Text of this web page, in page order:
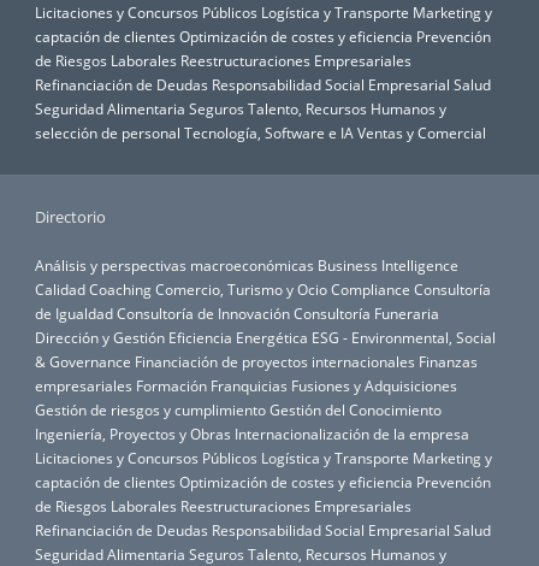
Licitaciones y Concursos Públicos Logística y Transporte Marketing y
captación de clientes Optimización de costes y eficiencia Prevención
de Riesgos Laborales Reestructuraciones Empresariales
Refinanciación de Deudas Responsabilidad Social Empresarial Salud
Seguridad Alimentaria Seguros Talento, Recursos Humanos y
selección de personal Tecnología, Software e IA Ventas y Comercial
Directorio
Análisis y perspectivas macroeconómicas Business Intelligence
CalidadCoachingComercio, Turismo y OcioCompliance Consultoría
de IgualdadConsultoría de InnovaciónConsultoría Funeraria
Dirección y Gestión Eficiencia Energética ESG - Environmental, Social
& Governance Financiación de proyectos internacionales Finanzas
empresariales Formación Franquicias Fusiones y Adquisiciones
Gestión de riesgos y cumplimientoGestión del Conocimiento
Ingeniería, Proyectos y Obras Internacionalización de la empresa
Licitaciones y Concursos Públicos Logística y Transporte Marketing y
captación de clientes Optimización de costes y eficiencia Prevención
de Riesgos Laborales Reestructuraciones Empresariales
Refinanciación de Deudas Responsabilidad Social Empresarial Salud
Seguridad Alimentaria Seguros Talento, Recursos Humanos y